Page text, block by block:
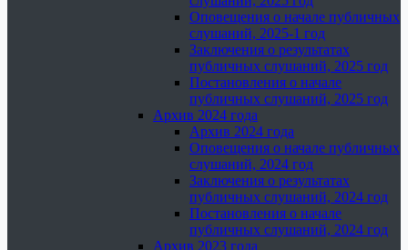
Оповещения о начале публичных
слушаний, 2025-1 год
Заключения о результатах
публичных слушаний, 2025 год
Постановления о начале
публичных слушаний, 2025 год
Архив 2024 года
Архив 2024 года
Оповещения о начале публичных
слушаний, 2024 год
Заключения о результатах
публичных слушаний, 2024 год
Постановления о начале
публичных слушаний, 2024 год
Архив 2023 года